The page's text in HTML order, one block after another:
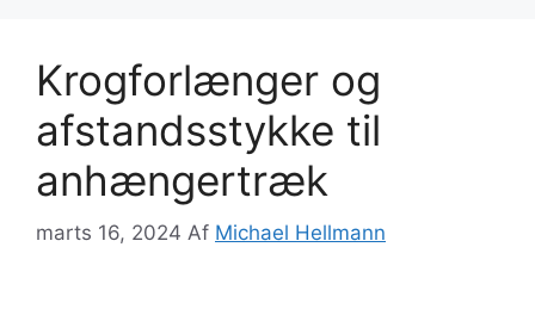
Krogforlænger og
afstandsstykke til
anhængertræk
marts 16, 2024 Af Michael Hellmann